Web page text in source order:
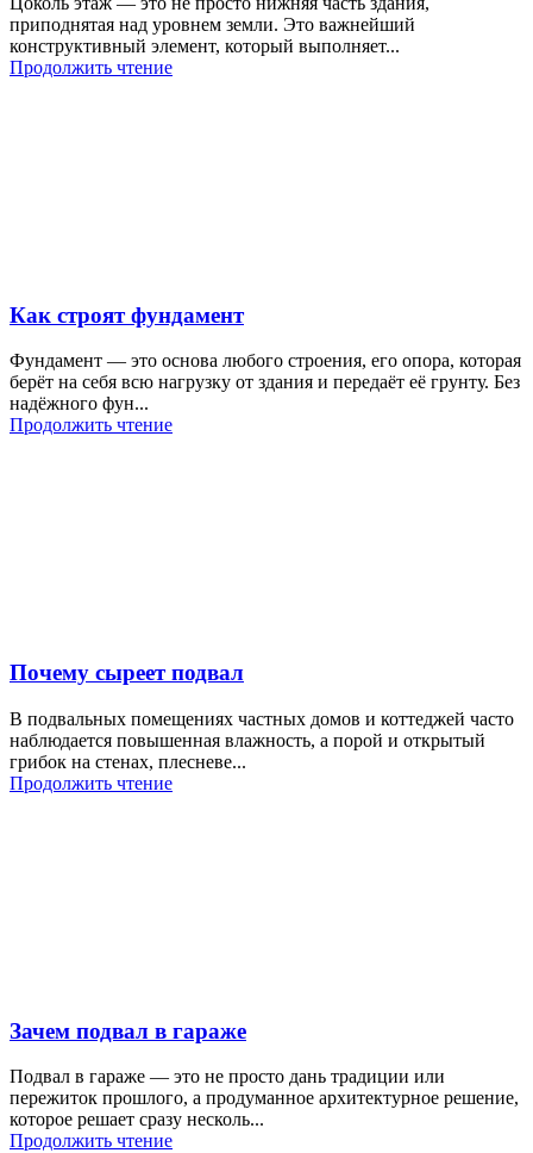
приподнятая над уровнем земли. Это важнейший
конструктивный элемент, который выполняет...
Продолжить чтение
Как строят фундамент
Фундамент — это основа любого строения, его опора, которая
берёт на себя всю нагрузку от здания и передаёт её грунту. Без
надёжного фун...
Продолжить чтение
Почему сыреет подвал
В подвальных помещениях частных домов и коттеджей часто
наблюдается повышенная влажность, а порой и открытый
грибок на стенах, плесневе...
Продолжить чтение
Зачем подвал в гараже
Подвал в гараже — это не просто дань традиции или
пережиток прошлого, а продуманное архитектурное решение,
которое решает сразу несколь...
Продолжить чтение